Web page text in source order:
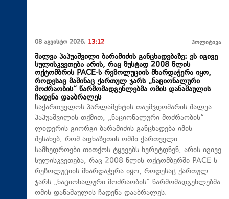
08 აგვისტო 2026, 13:12 პოლიტიკა
შალვა პაპუაშვილი ბარამიძის განცხადებაზე: ეს იგივე
სულისკვეთება არის, რაც ზუსტად 2008 წლის
ოქტომბრის PACE-ს რეზოლუციის მხარდაჭერა იყო,
როდესაც მაშინაც ქართულ ჯარს „ნაციონალური
მოძრაობის“ წარმომადგენლებმა ომის დანაშაულის
ჩადენა დააბრალეს
საქართველოს პარლამენტის თავმჯდომარის შალვა
პაპუაშვილის თქმით, „ნაციონალური მოძრაობის“
ლიდერის გიორგი ბარამიძის განცხადება იმის
შესახებ, რომ აფხაზეთის ომში ქართველი
სამხედროები თითქოს ტყვეებს ხვრეტდნენ, არის იგივე
სულისკვეთება, რაც 2008 წლის ოქტომბერში PACE-ს
რეზოლუციის მხარდაჭერა იყო, როდესაც ქართულ
ჯარს „ნაციონალური მოძრაობის“ წარმომადგენლებმა
ომის დანაშაულის ჩადენა დააბრალეს.